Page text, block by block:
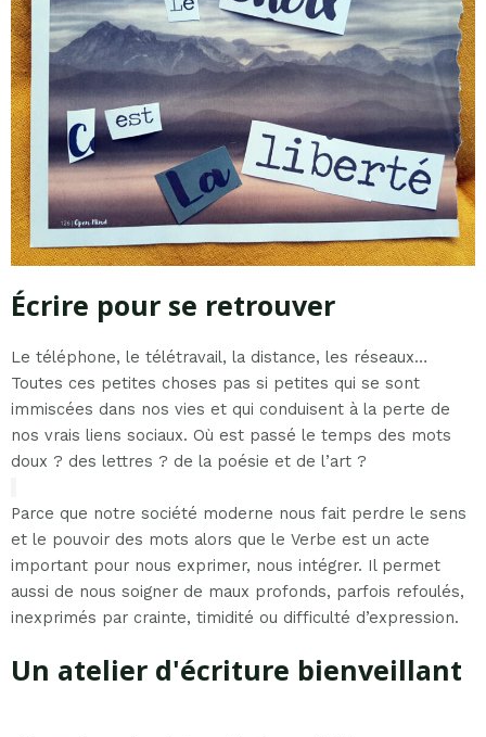
Écrire pour se retrouver
Le téléphone, le télétravail, la distance, les réseaux…
Toutes ces petites choses pas si petites qui se sont
immiscées dans nos vies et qui conduisent à la perte de
nos vrais liens sociaux. Où est passé le temps des mots
doux ? des lettres ? de la poésie et de l’art ?
Parce que notre société moderne nous fait perdre le sens
et le pouvoir des mots alors que le Verbe est un acte
important pour nous exprimer, nous intégrer. Il permet
aussi de nous soigner de maux profonds, parfois refoulés,
inexprimés par crainte, timidité ou difficulté d’expression.
Un atelier d'écriture bienveillant